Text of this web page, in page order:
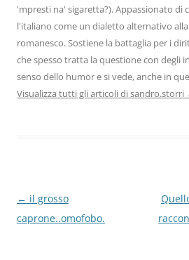
'mpresti na' sigaretta?). Appassionato di
l'italiano come un dialetto alternativo
romanesco. Sostiene la battaglia per i
che spesso tratta la questione con degli
senso dello humor e si vede, anche in
Visualizza tutti gli articoli di sandro.storri
Navigazione
articolo
← il grosso
caprone..omofobo.